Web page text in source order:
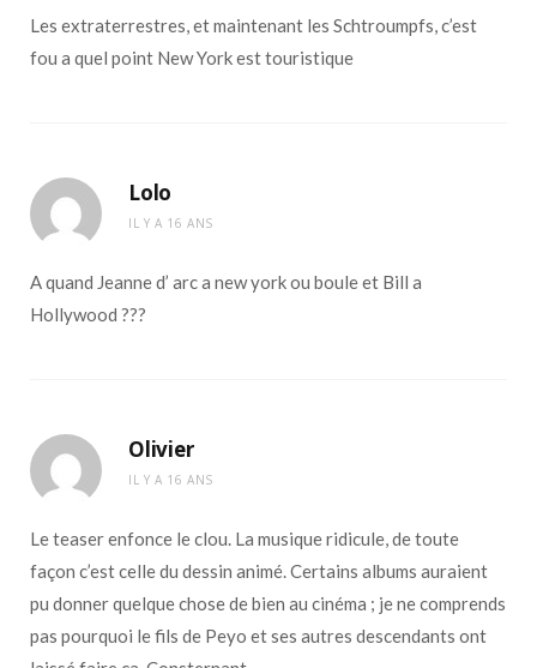
Les extraterrestres, et maintenant les Schtroumpfs, c’est
fou a quel point New York est touristique
Lolo
IL Y A 16 ANS
A quand Jeanne d’ arc a new york ou boule et Bill a
Hollywood ???
Olivier
IL Y A 16 ANS
Le teaser enfonce le clou. La musique ridicule, de toute
façon c’est celle du dessin animé. Certains albums auraient
pu donner quelque chose de bien au cinéma ; je ne comprends
pas pourquoi le fils de Peyo et ses autres descendants ont